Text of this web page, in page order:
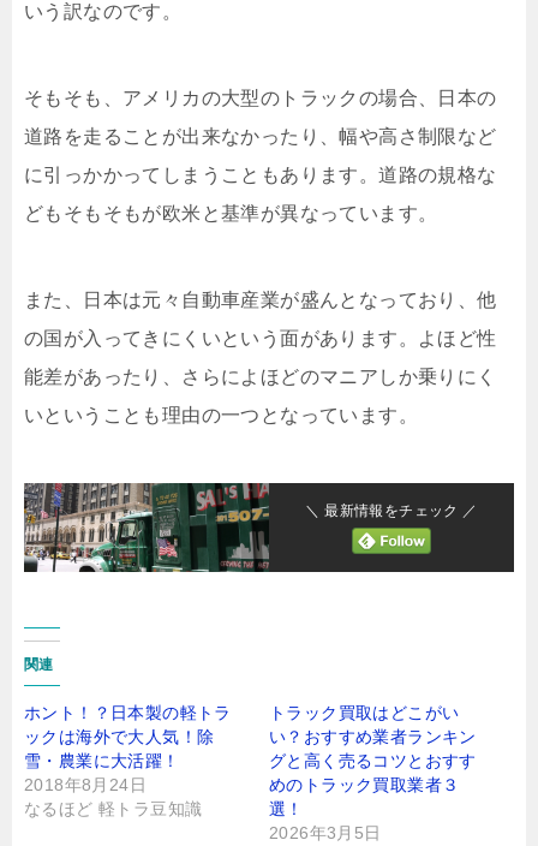
いう訳なのです。
そもそも、アメリカの大型のトラックの場合、日本の
道路を走ることが出来なかったり、幅や高さ制限など
に引っかかってしまうこともあります。道路の規格な
どもそもそもが欧米と基準が異なっています。
また、日本は元々自動車産業が盛んとなっており、他
の国が入ってきにくいという面があります。よほど性
能差があったり、さらによほどのマニアしか乗りにく
いということも理由の一つとなっています。
＼ 最新情報をチェック ／
関連
ホント！？日本製の軽トラ
ックは海外で大人気！除
雪・農業に大活躍！
2018年8月24日
なるほど 軽トラ豆知識
トラック買取はどこがい
い？おすすめ業者ランキン
グと高く売るコツとおすす
めのトラック買取業者３
選！
2026年3月5日